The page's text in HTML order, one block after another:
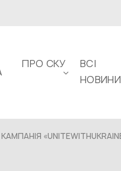
ПРО СКУ
ВСІ
НОВИНИ
КАМПАНІЯ